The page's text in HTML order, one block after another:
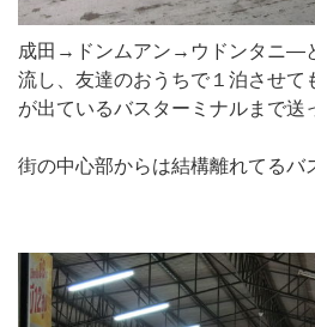
成田→ドンムアン→ウドンタニ―
流し、友達のおうちで１泊させて
が出ているバスターミナルまで送
街の中心部からは結構離れてるバ